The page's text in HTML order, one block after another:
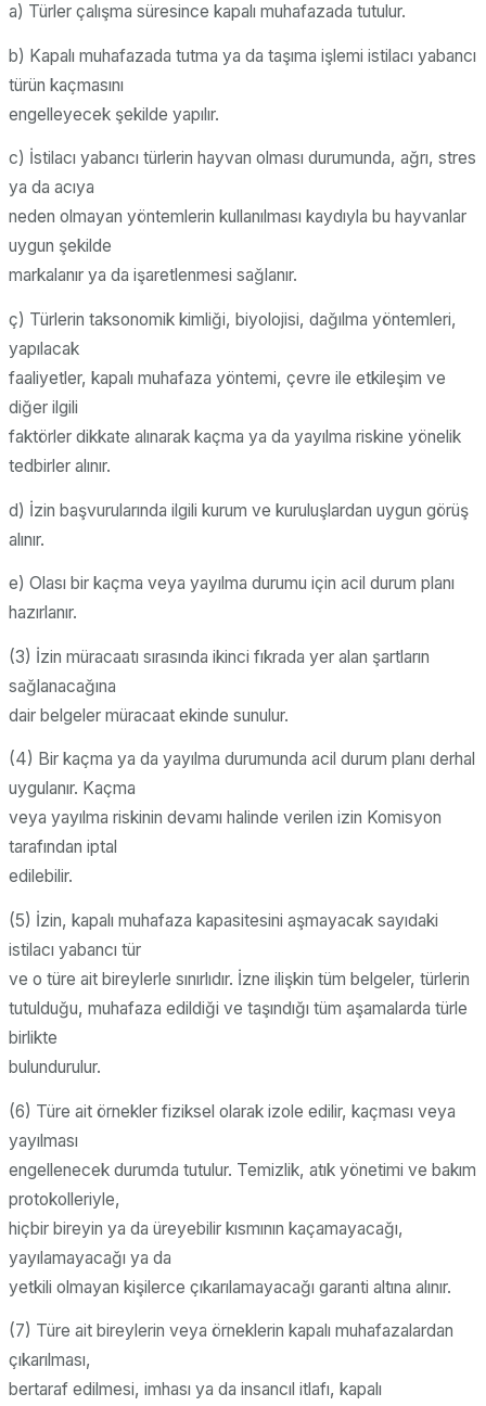
a) Türler çalışma süresince kapalı muhafazada tutulur.
b) Kapalı muhafazada tutma ya da taşıma işlemi istilacı yabancı
türün kaçmasını
engelleyecek şekilde yapılır.
c) İstilacı yabancı türlerin hayvan olması durumunda, ağrı, stres
ya da acıya
neden olmayan yöntemlerin kullanılması kaydıyla bu hayvanlar
uygun şekilde
markalanır ya da işaretlenmesi sağlanır.
ç) Türlerin taksonomik kimliği, biyolojisi, dağılma yöntemleri,
yapılacak
faaliyetler, kapalı muhafaza yöntemi, çevre ile etkileşim ve
diğer ilgili
faktörler dikkate alınarak kaçma ya da yayılma riskine yönelik
tedbirler alınır.
d) İzin başvurularında ilgili kurum ve kuruluşlardan uygun görüş
alınır.
e) Olası bir kaçma veya yayılma durumu için acil durum planı
hazırlanır.
(3) İzin müracaatı sırasında ikinci fıkrada yer alan şartların
sağlanacağına
dair belgeler müracaat ekinde sunulur.
(4) Bir kaçma ya da yayılma durumunda acil durum planı derhal
uygulanır. Kaçma
veya yayılma riskinin devamı halinde verilen izin Komisyon
tarafından iptal
edilebilir.
(5) İzin, kapalı muhafaza kapasitesini aşmayacak sayıdaki
istilacı yabancı tür
ve o türe ait bireylerle sınırlıdır. İzne ilişkin tüm belgeler, türlerin
tutulduğu, muhafaza edildiği ve taşındığı tüm aşamalarda türle
birlikte
bulundurulur.
(6) Türe ait örnekler fiziksel olarak izole edilir, kaçması veya
yayılması
engellenecek durumda tutulur. Temizlik, atık yönetimi ve bakım
protokolleriyle,
hiçbir bireyin ya da üreyebilir kısmının kaçamayacağı,
yayılamayacağı ya da
yetkili olmayan kişilerce çıkarılamayacağı garanti altına alınır.
(7) Türe ait bireylerin veya örneklerin kapalı muhafazalardan
çıkarılması,
bertaraf edilmesi, imhası ya da insancıl itlafı, kapalı